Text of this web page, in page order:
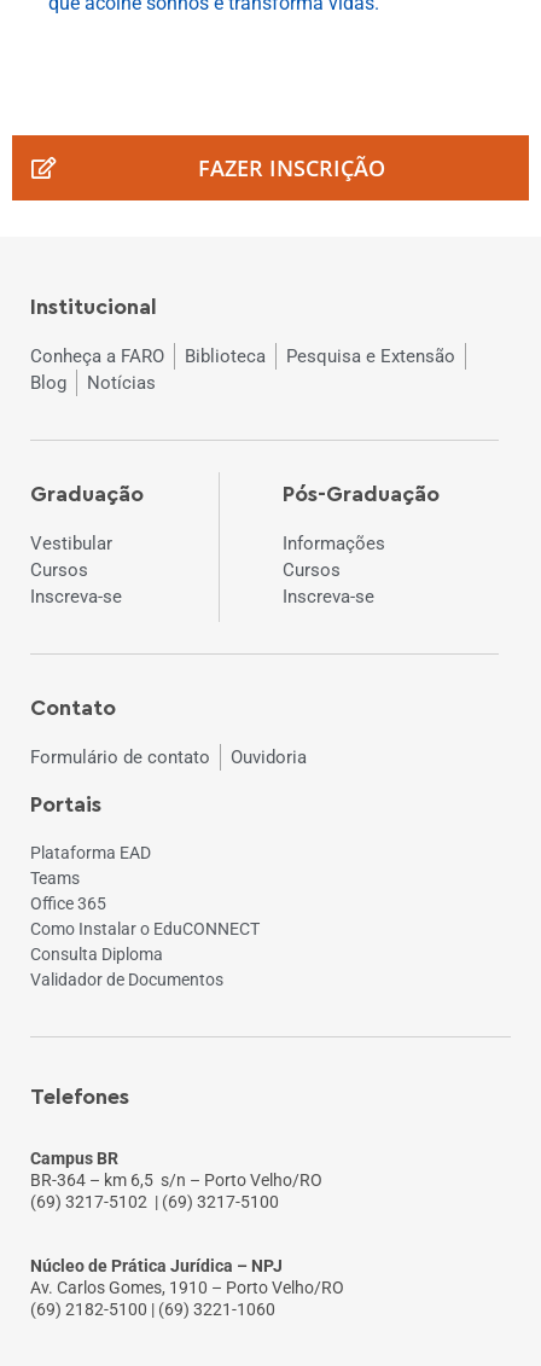
FAZER INSCRIÇÃO
Institucional
Conheça a FARO Biblioteca
Pesquisa e Extensão
Blog
Notícias
Graduação
Vestibular
Cursos
Inscreva-se
Pós-Graduação
Informações
Cursos
Inscreva-se
Contato
Formulário de contato Ouvidoria
Portais
Plataforma EAD
Teams
Office 365
Como Instalar o EduCONNECT
Consulta Diploma
Validador de Documentos
Telefones
Campus BR
BR-364 – km 6,5 s/n – Porto Velho/RO
(69) 3217-5102 | (69) 3217-5100
Núcleo de Prática Jurídica – NPJ
Av. Carlos Gomes, 1910 – Porto Velho/RO
(69) 2182-5100 | (69) 3221-1060